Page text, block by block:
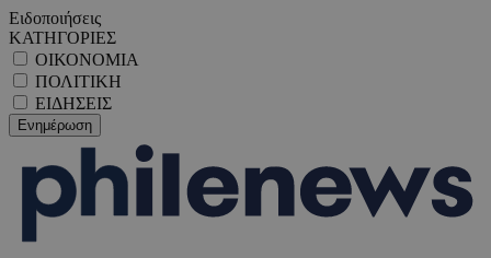
Ειδοποιήσεις
ΚΑΤΗΓΟΡΙΕΣ
ΟΙΚΟΝΟΜΙΑ
ΠΟΛΙΤΙΚΗ
ΕΙΔΗΣΕΙΣ